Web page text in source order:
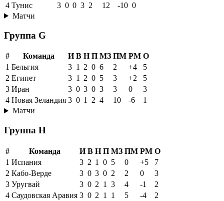
4 Тунис 3 0 0 3 2 12 -10 0
Матчи
Группа G
# Команда И В Н П МЗ ПМ РМ О
1 Бельгия 3 1 2 0 6 2 +4
5
2 Египет 3 1 2 0 5 3 +2
5
3 Иран 3 0 3 0 3 3 0
3
4 Новая Зеландия 3 0 1 2 4 10 -6
1
Матчи
Группа H
# Команда И В Н П МЗ ПМ РМ О
1 Испания 3 2 1 0 5 0 +5
7
2 Кабо-Верде 3 0 3 0 2 2 0
3
3 Уругвай 3 0 2 1 3 4 -1
2
4 Саудовская Аравия 3 0 2 1 1 5 -4
2